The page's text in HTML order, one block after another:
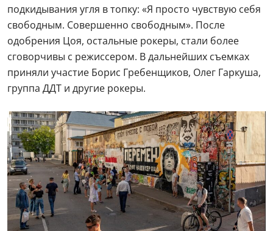
подкидывания угля в топку: «Я просто чувствую себя
свободным. Совершенно свободным». После
одобрения Цоя, остальные рокеры, стали более
сговорчивы с режиссером. В дальнейших съемках
приняли участие Борис Гребенщиков, Олег Гаркуша,
группа ДДТ и другие рокеры.